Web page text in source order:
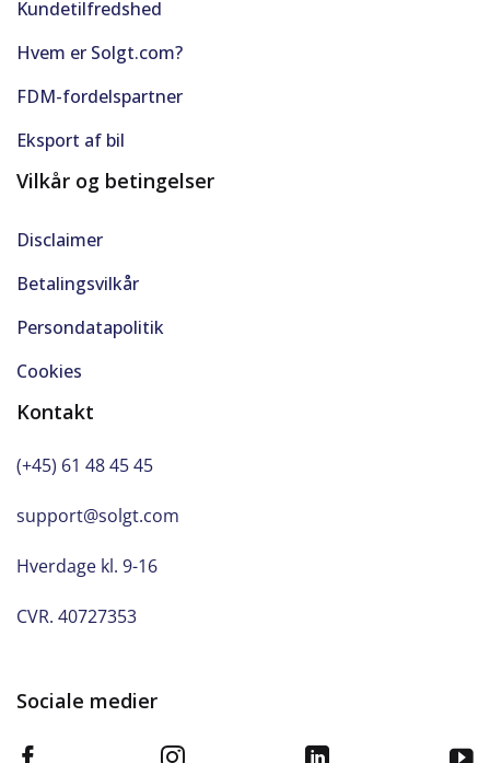
Parkeringssensor for
Parkeringssensor for/bag
Passager-airbag
Rat m. varme
Ratvarme
Regnsensor
Sædevarme for
Sædevarme for/bag
Selealarm
Kundetilfredshed
Hvem er Solgt.com?
FDM-fordelspartner
Eksport af bil
Vilkår og betingelser
Disclaimer
Betalingsvilkår
Persondatapolitik
Cookies
Kontakt
(+45) 61 48 45 45
support@solgt.com
Hverdage kl. 9-16
CVR. 40727353
Sociale medier